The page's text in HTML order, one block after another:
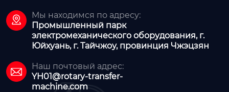

Мы находимся по адресу:
Промышленный парк
электромеханического оборудования, г.
Юйхуань, г. Тайчжоу, провинция Чжэцзян

Наш почтовый адрес:
YH01@rotary-transfer-
machine.com